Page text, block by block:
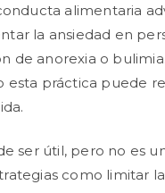
alimentaria
la ansiedad en
de anorexia o
esta práctica puede
ser útil, pero no es
como limitar